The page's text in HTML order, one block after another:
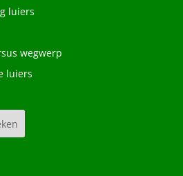
luiers
wegwerp
luiers